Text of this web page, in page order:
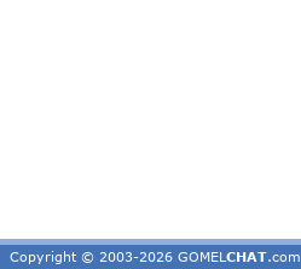
Copyright © 2003-2026 GOMEL CHAT.com